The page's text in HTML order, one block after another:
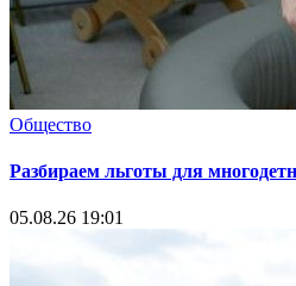
Общество
Разбираем льготы для
05.08.26 19:01